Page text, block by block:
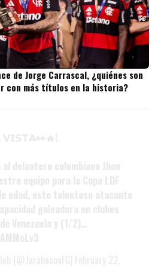
de Jorge Carrascal, ¿quiénes son
con más títulos en la historia?